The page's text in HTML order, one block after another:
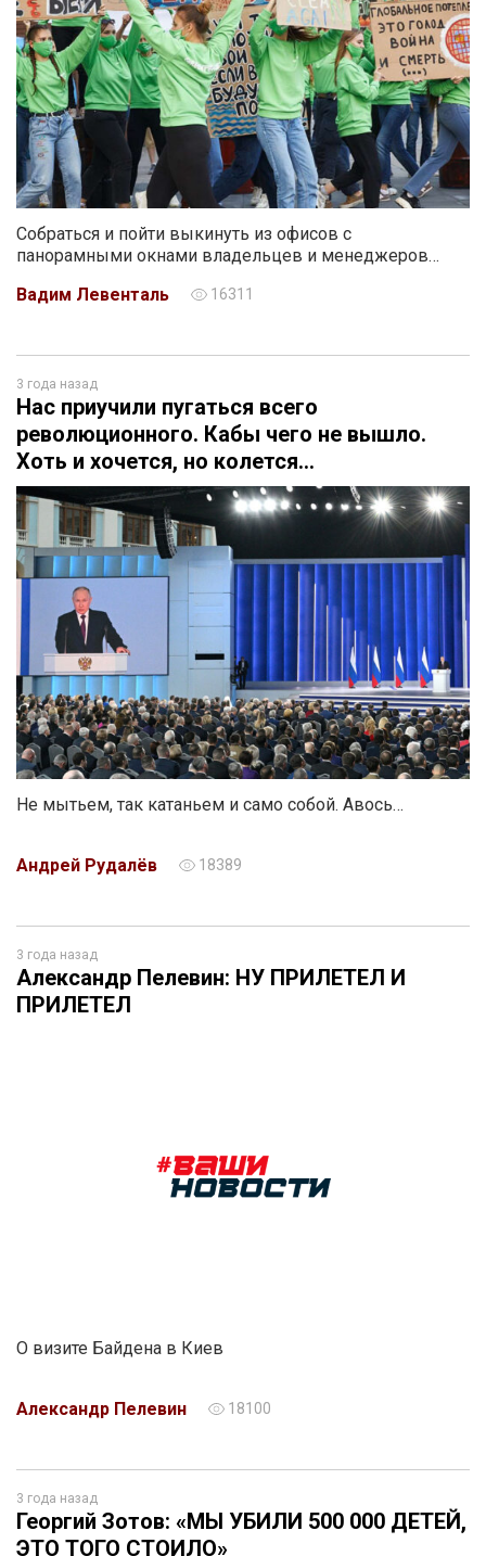
Собраться и пойти выкинуть из офисов с
панорамными окнами владельцев и менеджеров…
Вадим Левенталь
16311
3 года назад
Нас приучили пугаться всего
революционного. Кабы чего не вышло.
Хоть и хочется, но колется…
Не мытьем, так катаньем и само собой. Авось…
Андрей Рудалёв 18389
3 года назад
Александр Пелевин: НУ ПРИЛЕТЕЛ И
ПРИЛЕТЕЛ
О визите Байдена в Киев
Александр Пелевин 18100
3 года назад
Георгий Зотов: «МЫ УБИЛИ 500 000 ДЕТЕЙ,
ЭТО ТОГО СТОИЛО»